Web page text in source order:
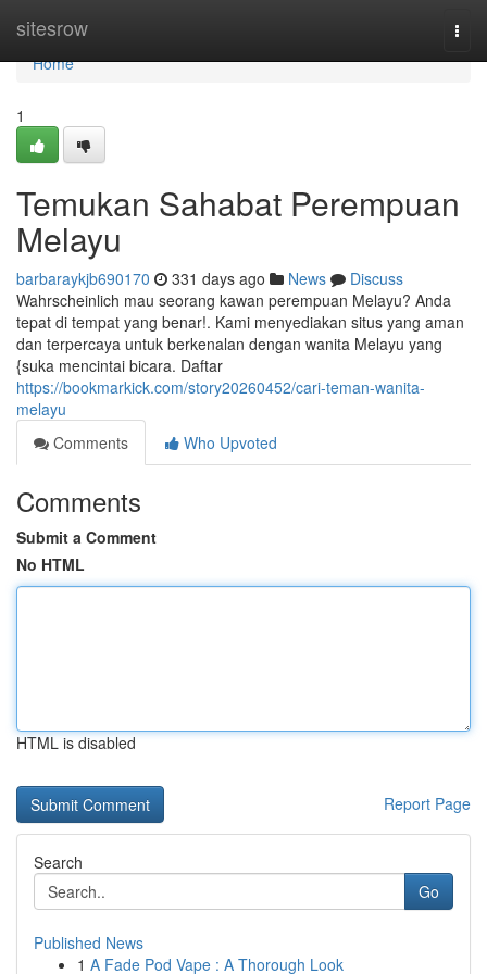
sitesrow
Home
Home
1
Temukan Sahabat Perempuan
Melayu
barbaraykjb690170 331 days ago News
Discuss
Wahrscheinlich mau seorang kawan perempuan Melayu? Anda
tepat di tempat yang benar!. Kami menyediakan situs yang aman
dan terpercaya untuk berkenalan dengan wanita Melayu yang
{suka mencintai bicara. Daftar
https://bookmarkick.com/story20260452/cari-teman-wanita-
melayu
Comments
Who Upvoted
Comments
Submit a Comment
No HTML
HTML is disabled
Report Page
Search
Go
Published News
1 A Fade Pod Vape : A Thorough Look